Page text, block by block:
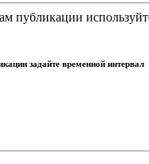
публикации
задайте временной интервал